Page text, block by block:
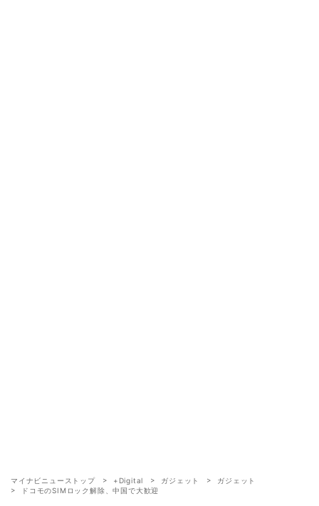
マイナビニューストップ +Digital ガジェット
ガジェット
ドコモのSIMロック解除、中国で大歓迎